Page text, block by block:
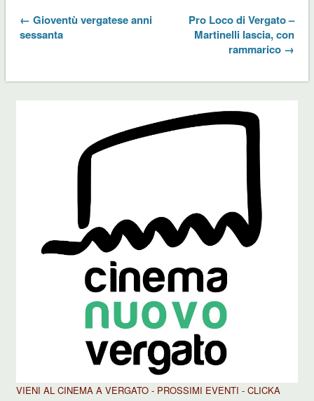
← Gioventù vergatese anni
sessanta
Pro Loco di Vergato –
Martinelli lascia, con
rammarico →
VIENI AL CINEMA A VERGATO - PROSSIMI EVENTI - CLICKA